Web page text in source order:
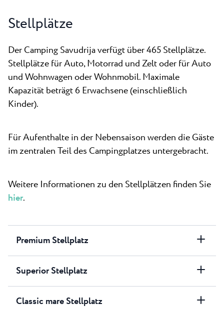
Stellplätze
Der Camping Savudrija verfügt über 465 Stellplätze.
Stellplätze für Auto, Motorrad und Zelt oder für Auto
und Wohnwagen oder Wohnmobil. Maximale
Kapazität beträgt 6 Erwachsene (einschließlich
Kinder).
Für Aufenthalte in der Nebensaison werden die Gäste
im zentralen Teil des Campingplatzes untergebracht.
Weitere Informationen zu den Stellplätzen finden Sie
hier.
Premium Stellplatz
Superior Stellplatz
Classic mare Stellplatz